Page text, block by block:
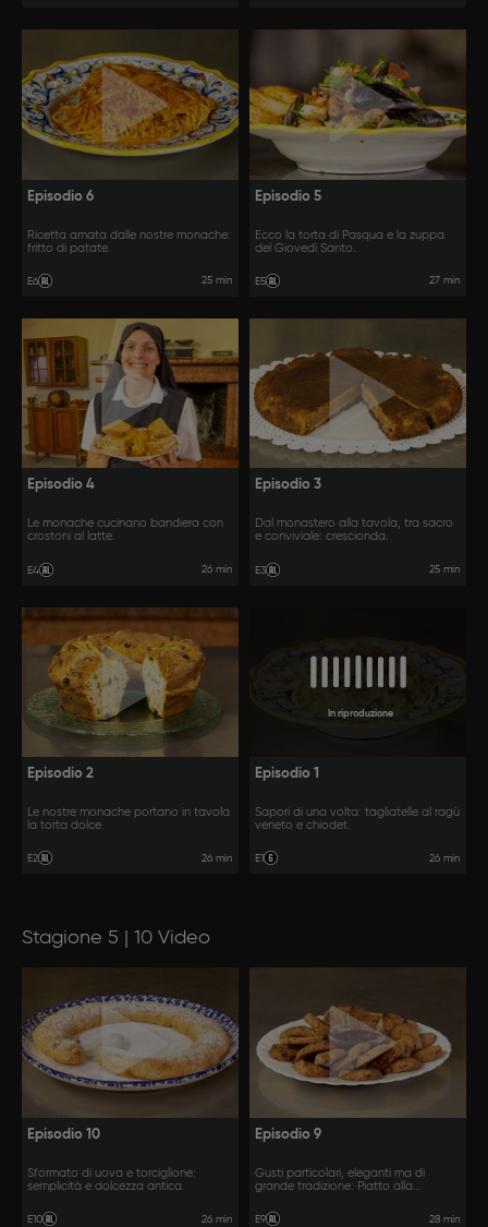
Episodio 6
Ricetta amata dalle nostre monache:
fritto di patate.
E6 25 min
Episodio 5
Ecco la torta di Pasqua e la zuppa
del Giovedì Santo.
E5 27 min
Episodio 4
Le monache cucinano bandiera con
crostoni al latte.
E4 26 min
Episodio 3
Dal monastero alla tavola, tra sacro
e conviviale: crescionda.
E3 25 min
Episodio 2
Le nostre monache portano in tavola
la torta dolce.
E2 26 min
In riproduzione
Episodio 1
Sapori di una volta: tagliatelle al ragù
veneto e chiodet.
E1 26 min
Stagione 5 | 10 Video
Episodio 10
Sformato di uova e torciglione:
semplicità e dolcezza antica.
E10 26 min
Episodio 9
Gusti particolari, eleganti ma di
grande tradizione: Piatto alla
E9 28 min